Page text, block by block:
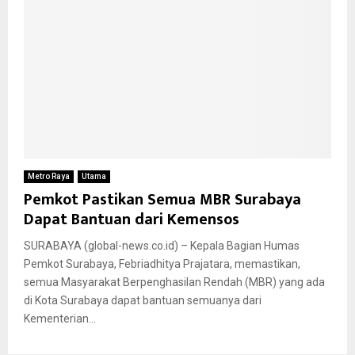
Metro Raya Utama
Pemkot Pastikan Semua MBR Surabaya
Dapat Bantuan dari Kemensos
SURABAYA (global-news.co.id) – Kepala Bagian Humas
Pemkot Surabaya, Febriadhitya Prajatara, memastikan,
semua Masyarakat Berpenghasilan Rendah (MBR) yang ada
di Kota Surabaya dapat bantuan semuanya dari
Kementerian...